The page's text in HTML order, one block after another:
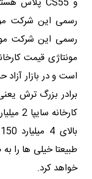
رسمی این شرکت
طبیعتا خیلی ها را
خواهد کرد.